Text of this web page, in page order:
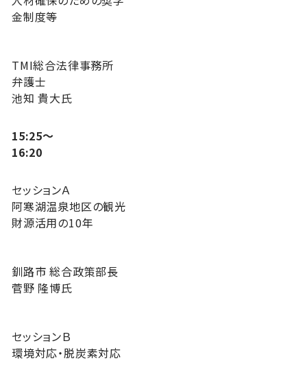
金制度等
TMI総合法律事務所
弁護士
池知 貴大氏
15:25～
16:20
セッションＡ
阿寒湖温泉地区の観光
財源活用の10年
釧路市 総合政策部長
菅野 隆博氏
セッションＢ
環境対応・脱炭素対応